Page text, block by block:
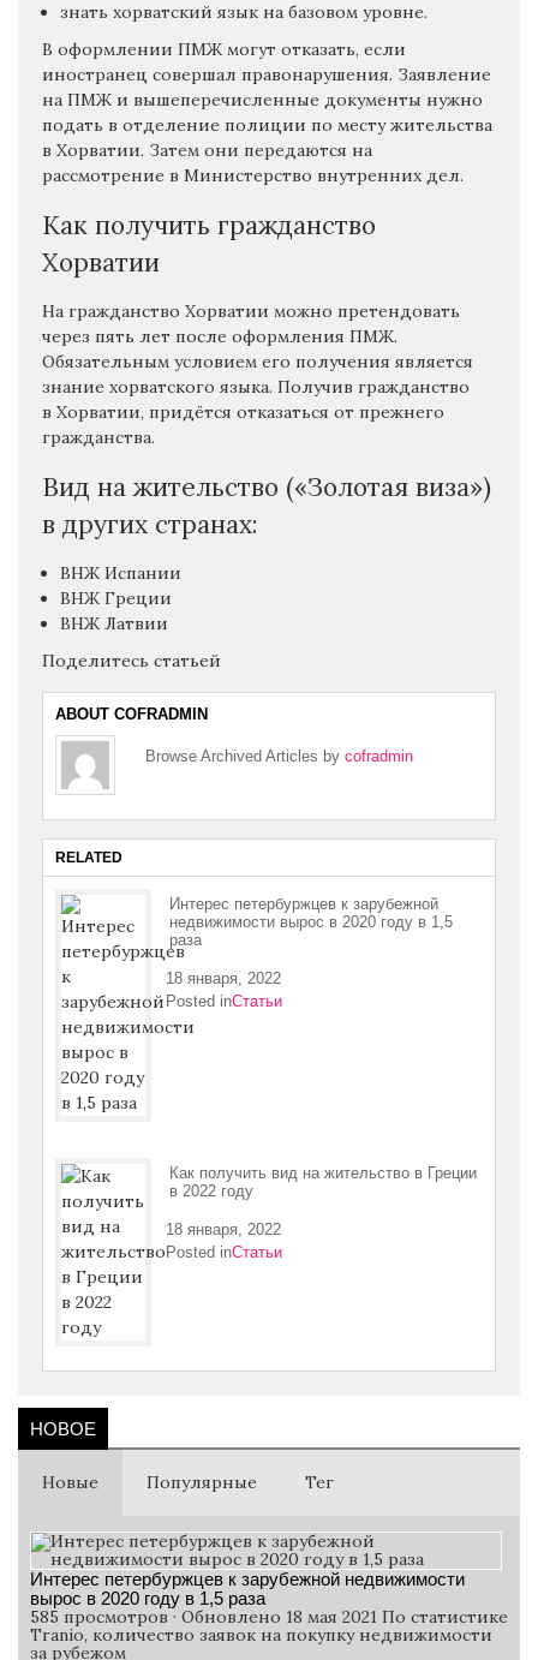
знать хорватский язык на базовом уровне.
В оформлении ПМЖ могут отказать, если
иностранец совершал правонарушения. Заявление
на ПМЖ и вышеперечисленные документы нужно
подать в отделение полиции по месту жительства
в Хорватии. Затем они передаются на
рассмотрение в Министерство внутренних дел.
Как получить гражданство
Хорватии
На гражданство Хорватии можно претендовать
через пять лет после оформления ПМЖ.
Обязательным условием его получения является
знание хорватского языка. Получив гражданство
в Хорватии, придётся отказаться от прежнего
гражданства.
Вид на жительство («Золотая виза»)
в других странах:
ВНЖ Испании
ВНЖ Греции
ВНЖ Латвии
Поделитесь статьей
ABOUT COFRADMIN
Browse Archived Articles by cofradmin
RELATED
Интерес петербуржцев к зарубежной
недвижимости вырос в 2020 году в 1,5
раза
18 января, 2022
Posted inСтатьи
Как получить вид на жительство в Греции
в 2022 году
18 января, 2022
Posted inСтатьи
НОВОЕ
Новые Популярные Тег
Интерес петербуржцев к зарубежной недвижимости
вырос в 2020 году в 1,5 раза
585 просмотров · Обновлено 18 мая 2021 По статистике
Tranio, количество заявок на покупку недвижимости
за рубежом